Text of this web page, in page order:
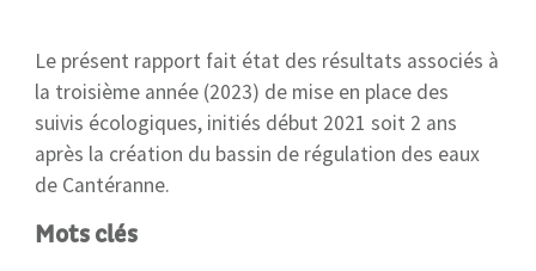
Le présent rapport fait état des résultats associés à
la troisième année (2023) de mise en place des
suivis écologiques, initiés début 2021 soit 2 ans
après la création du bassin de régulation des eaux
de Cantéranne.
Mots clés